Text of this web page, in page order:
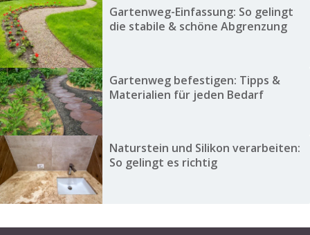
Gartenweg-Einfassung: So gelingt
die stabile & schöne Abgrenzung
Gartenweg befestigen: Tipps &
Materialien für jeden Bedarf
Naturstein und Silikon verarbeiten:
So gelingt es richtig